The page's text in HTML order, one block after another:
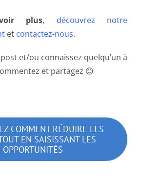
plus, découvrez notre
et contactez-nous.
et/ou connaissez quelqu’un à
et partagez 😊
COMMENT RÉDUIRE LES
EN SAISISSANT LES
OPPORTUNITÉS